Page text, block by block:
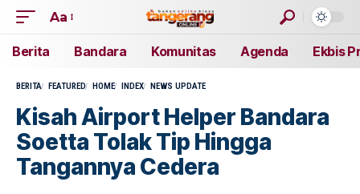
Aa
Berita Bandara Komunitas Agenda Ekbis
BERITA FEATURED HOME INDEX NEWS UPDATE
Kisah Airport Helper Bandara
Soetta Tolak Tip Hingga
Tangannya Cedera